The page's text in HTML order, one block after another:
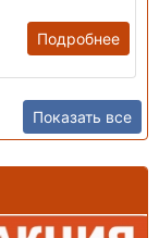
Подробнее
Показать все